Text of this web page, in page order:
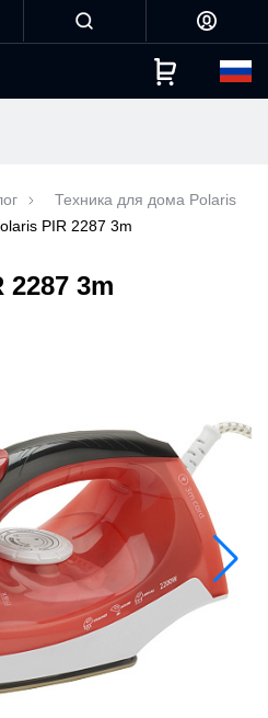
Техника для дома Polaris
PIR 2287 3m
3m